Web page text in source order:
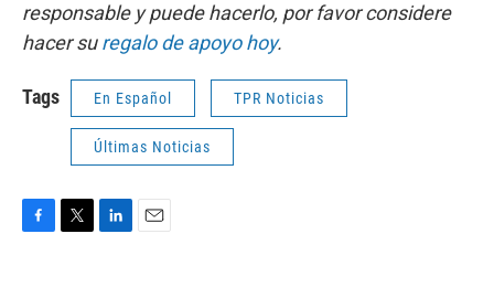
responsable y puede hacerlo, por favor considere
hacer suregalo de apoyo hoy.
Tags En Español TPR Noticias
Últimas Noticias